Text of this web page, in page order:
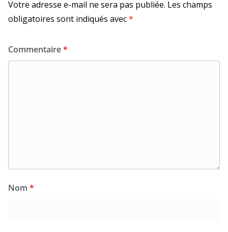
Votre adresse e-mail ne sera pas publiée. Les champs
obligatoires sont indiqués avec*
Commentaire*
Nom *